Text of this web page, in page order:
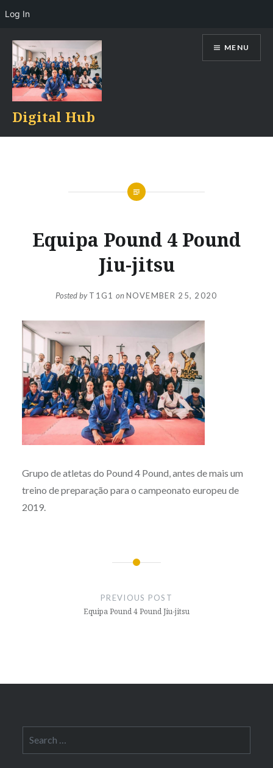
content
Digital Hub
MENU
Equipa Pound 4 Pound
Jiu-jitsu
Posted byT1G1 onNOVEMBER 25, 2020
Grupo de atletas do Pound 4 Pound, antes de mais um
treino de preparação para o campeonato europeu de
2019.
PREVIOUS POST
Equipa Pound 4 Pound Jiu-jitsu
for:
Log In